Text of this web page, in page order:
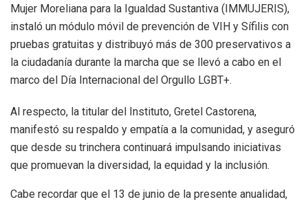
Mujer Moreliana para la Igualdad Sustantiva (IMMUJERIS),
instaló un módulo móvil de prevención de VIH y Sífilis con
pruebas gratuitas y distribuyó más de 300 preservativos a
la ciudadanía durante la marcha que se llevó a cabo en el
marco del Día Internacional del Orgullo LGBT+.
Al respecto, la titular del Instituto, Gretel Castorena,
manifestó su respaldo y empatía a la comunidad, y aseguró
que desde su trinchera continuará impulsando iniciativas
que promuevan la diversidad, la equidad y la inclusión.
Cabe recordar que el 13 de junio de la presente anualidad,